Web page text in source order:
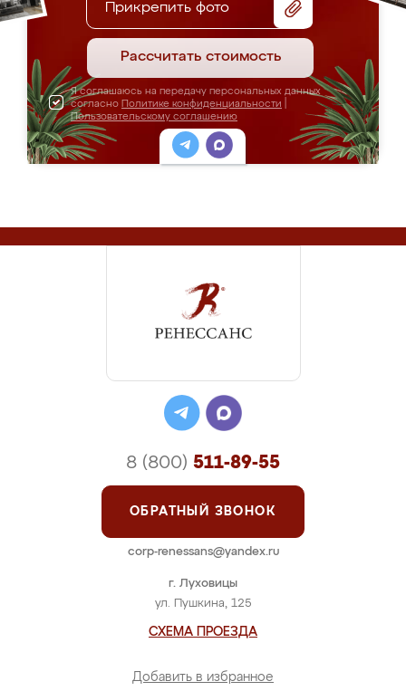
Прикрепить фото
Рассчитать стоимость
Я соглашаюсь на передачу персональных данных
согласно Политике конфиденциальности
Пользовательскому соглашению
г. Луховицы
ул. Пушкина, 125
СХЕМА ПРОЕЗДА
Добавить в избранное
8 (800) 511-89-55
ОБРАТНЫЙ ЗВОНОК
corp-renessans@yandex.ru